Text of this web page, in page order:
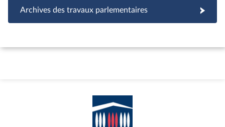
Archives des travaux parlementaires